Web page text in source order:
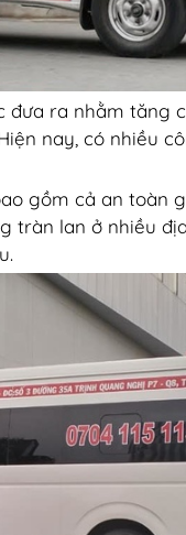
đưa ra nhằm tăng
nay, có nhiều
gồm cả an toàn
tràn lan ở nhiều